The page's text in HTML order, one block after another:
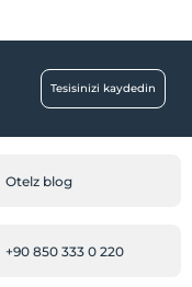
Tesisinizi kaydedin
Otelz blog
+90 850 333 0 220